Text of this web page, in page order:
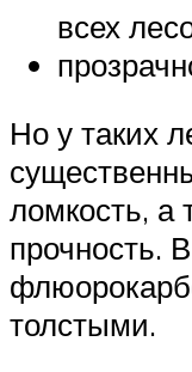
всех
Но у таких
ломкость, а
прочность.
толстыми.